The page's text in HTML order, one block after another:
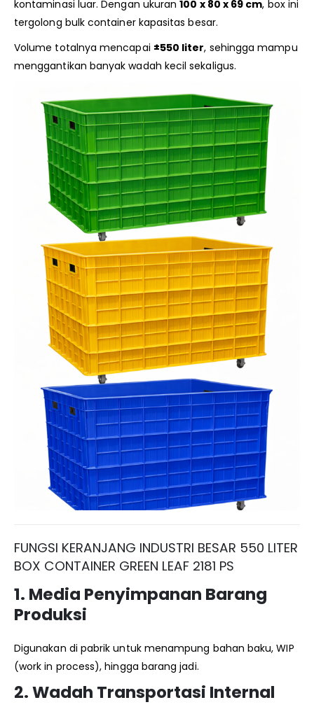
kontaminasi luar. Dengan ukuran100 x 80 x 69 cm, box ini
tergolong bulk container kapasitas besar.
Volume totalnya mencapai ±550 liter, sehingga mampu
menggantikan banyak wadah kecil sekaligus.
FUNGSI KERANJANG INDUSTRI BESAR 550 LITER
BOX CONTAINER GREEN LEAF 2181 PS
1. Media Penyimpanan Barang
Produksi
Digunakan di pabrik untuk menampung bahan baku, WIP
(work in process), hingga barang jadi.
2. Wadah Transportasi Internal